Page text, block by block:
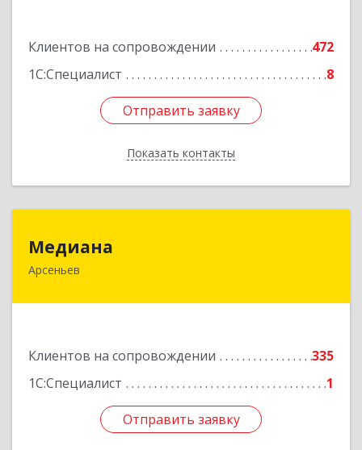
Клиентов на сопровождении
472
1С:Специалист
8
Отправить заявку
Показать контакты
Подробнее
Отправить заявку
Назад
Медиана
Арсеньев
Клиентов на сопровождении
335
1С:Специалист
1
Отправить заявку
Отправить заявку